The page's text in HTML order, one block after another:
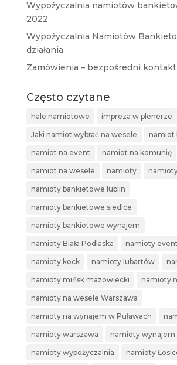
Wypożyczalnia namiotów
2022
Wypożyczalnia Namiotów
działania.
Zamówienia – bezpośredni kontakt
Często czytane
hale namiotowe impreza w plenerze
Jaki namiot wybrać na wesele namiot
namiot na event namiot na komunię
namiot na wesele namioty
namioty bankietowe lublin
namioty bankietowe siedlce
namioty bankietowe wynajem
namioty Biała Podlaska namioty
namioty kock namioty lubartów
namioty mińsk mazowiecki namioty
namioty na wesele Warszawa
namioty na wynajem w Puławach
namioty warszawa namioty wynajem
namioty wypożyczalnia namioty